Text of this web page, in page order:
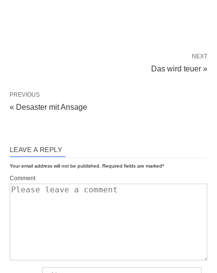
NEXT
Das wird teuer »
PREVIOUS
« Desaster mit Ansage
LEAVE A REPLY
Your email address will not be published. Required fields are marked*
Comment